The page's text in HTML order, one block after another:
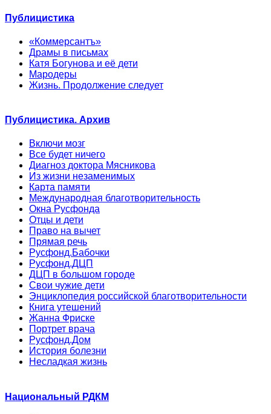
Публицистика
«Коммерсантъ»
Драмы в письмах
Катя Богунова и её дети
Мародеры
Жизнь. Продолжение следует
Публицистика. Архив
Включи мозг
Все будет ничего
Диагноз доктора Мясникова
Из жизни незаменимых
Карта памяти
Международная благотворительность
Окна Русфонда
Отцы и дети
Право на вычет
Прямая речь
Русфонд.Бабочки
Русфонд.ДЦП
ДЦП в большом городе
Свои чужие дети
Энциклопедия российской благотворительности
Книга утешений
Жанна Фриске
Портрет врача
Русфонд.Дом
История болезни
Несладкая жизнь
Национальный РДКМ